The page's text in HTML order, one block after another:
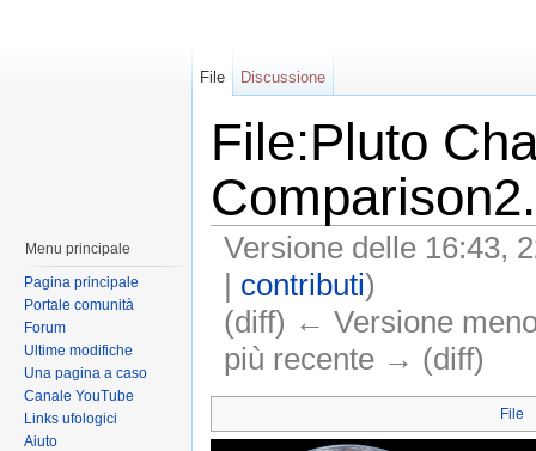
File:Pluto
Versione delle 16:43,
| contributi)
(diff) ← Versione
più recente → (diff)
File
File Discussione
Menu principale
Pagina principale
Portale comunità
Forum
Ultime modifiche
Una pagina a caso
Canale YouTube
Links ufologici
Aiuto